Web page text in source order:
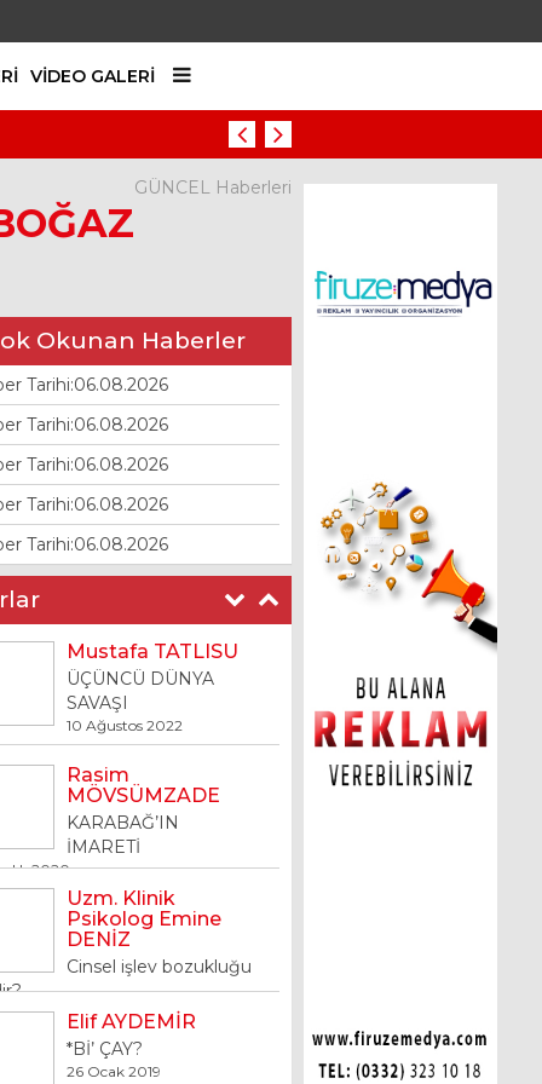
VIDEO GALERI
Haber Tarihi:06.08.2026
GÜNCEL Haberleri
Okunan Haberler
Tarihi:06.08.2026
Tarihi:06.08.2026
Tarihi:06.08.2026
Tarihi:06.08.2026
Tarihi:06.08.2026
Rasim
MÖVSÜMZADE
KARABAĞ’IN
İMARETİ
2020
Uzm. Klinik
Psikolog Emine
DENİZ
Cinsel işlev bozukluğu
2019 Elif AYDEMİR
*Bİ’ ÇAY?
26 Ocak 2019
İsmail ÖZDEMİR
Kobigel – Kobi Gelişim
Destek Programı